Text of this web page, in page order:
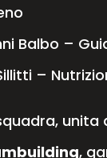
Balbo –
–
unita
,